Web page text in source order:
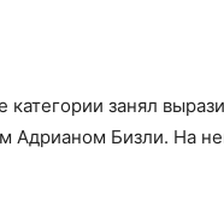
категории занял
Адрианом Бизли. На